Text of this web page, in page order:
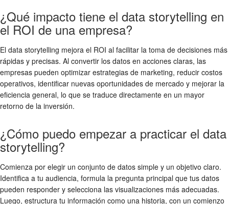
¿Qué impacto tiene el data storytelling en
el ROI de una empresa?
El data storytelling mejora el ROI al facilitar la toma de decisiones más
rápidas y precisas. Al convertir los datos en acciones claras, las
empresas pueden optimizar estrategias de marketing, reducir costos
operativos, identificar nuevas oportunidades de mercado y mejorar la
eficiencia general, lo que se traduce directamente en un mayor
retorno de la inversión.
¿Cómo puedo empezar a practicar el data
storytelling?
Comienza por elegir un conjunto de datos simple y un objetivo claro.
Identifica a tu audiencia, formula la pregunta principal que tus datos
pueden responder y selecciona las visualizaciones más adecuadas.
Luego, estructura tu información como una historia, con un comienzo